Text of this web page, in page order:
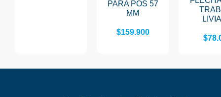
PARA POS 57
MM
$159.900
$